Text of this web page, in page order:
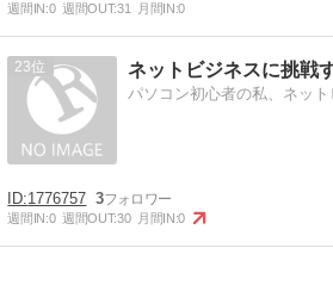
週間IN:0 週間OUT:31 月間IN:0
23 ネットビジネスに挑戦
パソコン初心者の私、ネット
1776757 3
週間IN:0 週間OUT:30 月間IN:0